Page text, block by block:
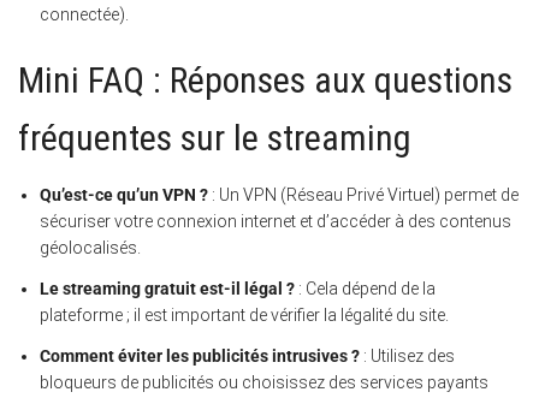
connectée).
Mini FAQ : Réponses aux questions
fréquentes sur le streaming
Qu’est-ce qu’un VPN ? : Un VPN (Réseau Privé Virtuel) permet de
sécuriser votre connexion internet et d’accéder à des contenus
géolocalisés.
Le streaming gratuit est-il légal ? : Cela dépend de la
plateforme ; il est important de vérifier la légalité du site.
Comment éviter les publicités intrusives ? : Utilisez des
bloqueurs de publicités ou choisissez des services payants